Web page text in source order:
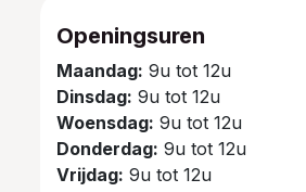
Openingsuren
Maandag: 9u tot 12u
Dinsdag: 9u tot 12u
Woensdag: 9u tot 12u
Donderdag: 9u tot 12u
Vrijdag: 9u tot 12u